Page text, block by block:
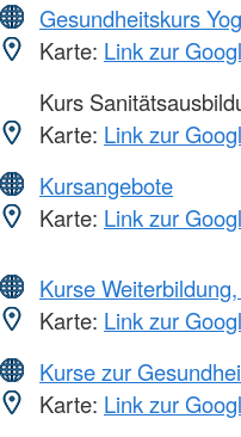
Gesundheitskurs
Karte: Link zur
Kurs
Karte: Link zur
Kursangebote
Karte: Link zur
Kurse
Karte: Link zur
Kurse zur
Karte: Link zur